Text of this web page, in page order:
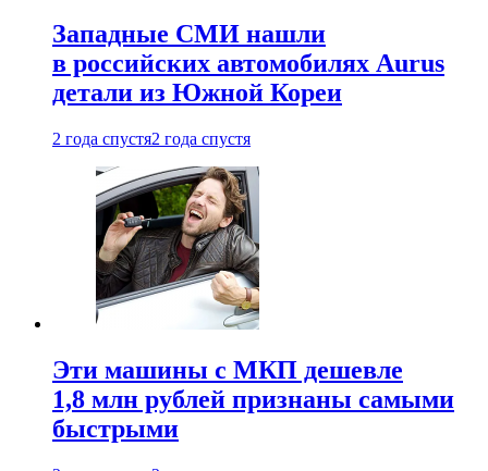
Западные СМИ нашли
в российских автомобилях Aurus
детали из Южной Кореи
2 года спустя2 года спустя
Эти машины с МКП дешевле
1,8 млн рублей признаны самыми
быстрыми